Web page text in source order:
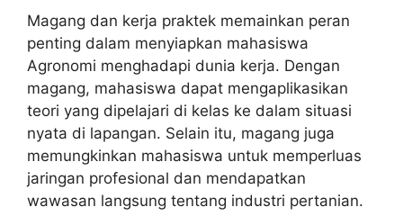
Magang dan kerja praktek memainkan peran
penting dalam menyiapkan mahasiswa
Agronomi menghadapi dunia kerja. Dengan
magang, mahasiswa dapat mengaplikasikan
teori yang dipelajari di kelas ke dalam situasi
nyata di lapangan. Selain itu, magang juga
memungkinkan mahasiswa untuk memperluas
jaringan profesional dan mendapatkan
wawasan langsung tentang industri pertanian.